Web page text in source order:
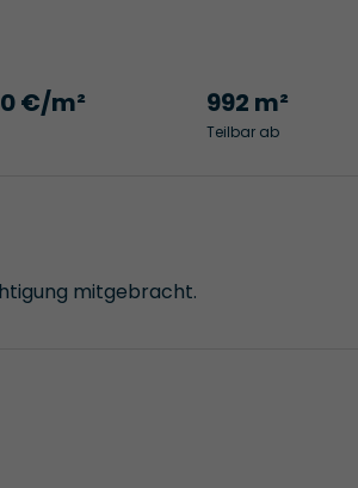
€/m² 992 m²
Teilbar ab
mitgebracht.